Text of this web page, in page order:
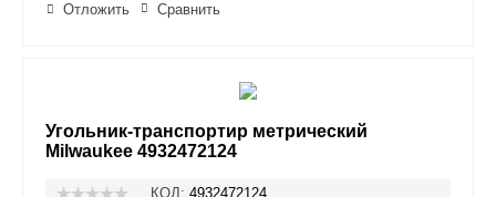
Отложить Сравнить
Угольник-транспортир метрический
Milwaukee 4932472124
КОД: 4932472124